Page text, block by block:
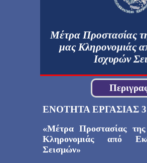
Μέτρα Προστασίας
μας Κληρονομιάς
Ισχυρών
ΕΝΟΤΗΤΑ ΕΡΓΑΣΙΑΣ 3
«Μέτρα Προστασίας της
Κληρονομιάς από
Σεισμών»